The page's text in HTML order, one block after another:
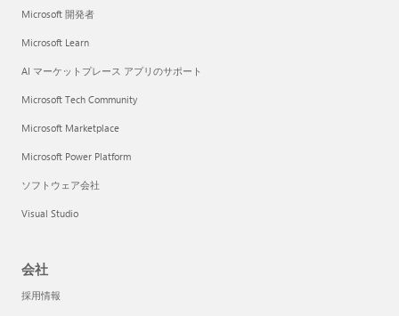
Microsoft 開発者
Microsoft Learn
AI マーケットプレース アプリのサポート
Microsoft Tech Community
Microsoft Marketplace
Microsoft Power Platform
ソフトウェア会社
Visual Studio
会社
採用情報